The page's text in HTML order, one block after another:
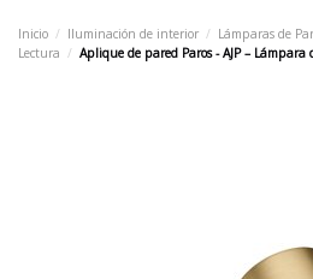
Inicio Iluminación de interior Lámparas de
Lectura
Aplique de pared Paros - AJP –